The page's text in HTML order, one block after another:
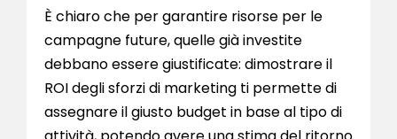
È chiaro che per garantire risorse per le
campagne future, quelle già investite
debbano essere giustificate: dimostrare il
ROI degli sforzi di marketing ti permette di
assegnare il giusto budget in base al tipo di